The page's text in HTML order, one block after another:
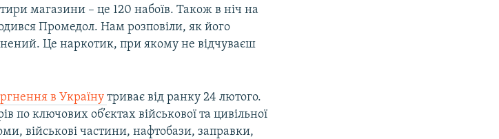
магазини – це 120 набоїв. Також в ніч на
Промедол. Нам розповіли, як його
Це наркотик, при якому не відчуваєш
в Українутриває від ранку 24 лютого.
по ключових об’єктах військової та цивільної
військові частини, нафтобази, заправки,